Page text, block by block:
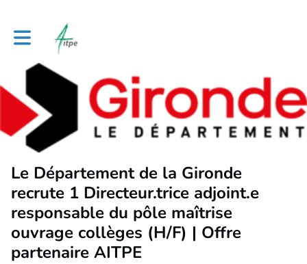
Toggle main navigation
Le Département de la Gironde
recrute 1 Directeur.trice adjoint.e
responsable du pôle maîtrise
ouvrage collèges (H/F) | Offre
partenaire AITPE